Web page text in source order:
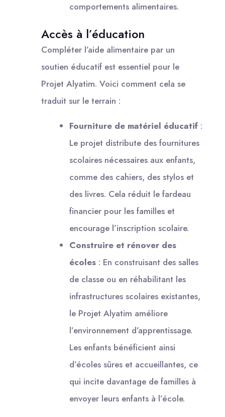
comportements alimentaires.
Accès à l’éducation
Compléter l’aide alimentaire par un
soutien éducatif est essentiel pour le
Projet Alyatim. Voici comment cela se
traduit sur le terrain :
Fourniture de matériel éducatif :
Le projet distribute des fournitures
scolaires nécessaires aux enfants,
comme des cahiers, des stylos et
des livres. Cela réduit le fardeau
financier pour les familles et
encourage l’inscription scolaire.
Construire et rénover des
écoles : En construisant des salles
de classe ou en réhabilitant les
infrastructures scolaires existantes,
le Projet Alyatim améliore
l’environnement d’apprentissage.
Les enfants bénéficient ainsi
d’écoles sûres et accueillantes, ce
qui incite davantage de familles à
envoyer leurs enfants à l’école.